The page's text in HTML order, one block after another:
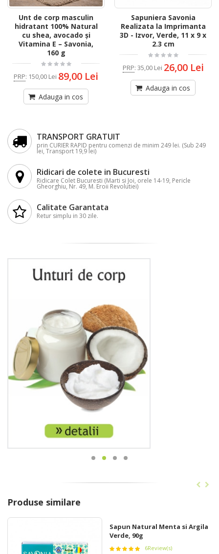
Unt de corp masculin
hidratant 100% Natural
cu shea, avocado și
Vitamina E – Savonia,
160 g
PRP: 150,00 Lei 89,00 Lei
Adauga in cos
Sapuniera Savonia
Realizata la Imprimanta
3D - Izvor, Verde, 11 x 9 x
2.3 cm
PRP: 35,00 Lei 26,00 Lei
Adauga in cos
TRANSPORT GRATUIT
prin CURIER RAPID pentru comenzi de minim 249 lei. (Sub 249
lei, Transport 19,9 lei)
Ridicari de colete in Bucuresti
Ridicare Colet Bucuresti (Marti si Joi, orele 14-19, Pericle
Gheorghiu, Nr. 49, M. Eroii Revolutiei)
Calitate Garantata
Retur simplu in 30 zile.
Produse similare
Sapun Natural Menta si Argila
Verde, 90g
6Review(s)